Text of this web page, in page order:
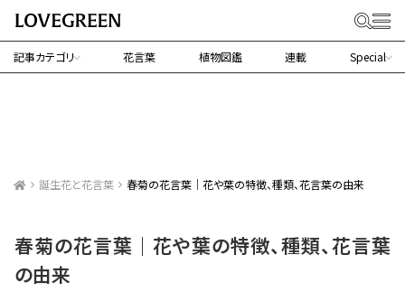
記事カテゴリ 花言葉 植物図鑑 連載 Special
誕生花と花言葉 春菊の花言葉｜花や葉の特徴、種類、花言葉の由来
春菊の花言葉｜花や葉の特徴、種類、花言葉
の由来